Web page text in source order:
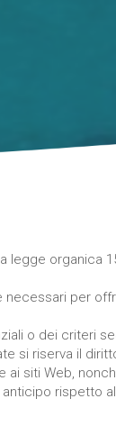
legge organica
per
o dei criteri
si riserva il
siti Web,
rispetto